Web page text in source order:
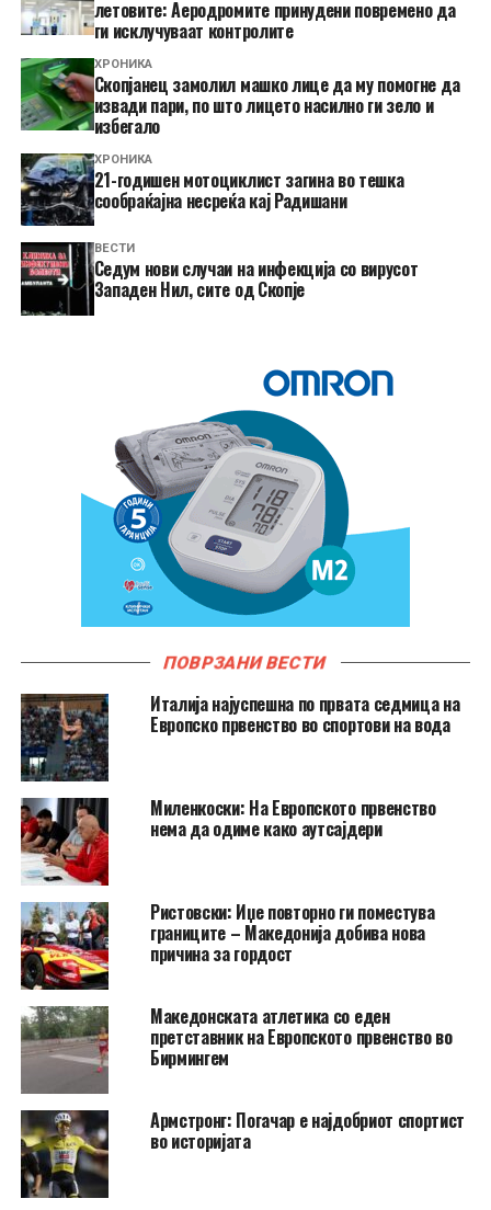
летовите: Аеродромите принудени повремено да
ги исклучуваат контролите
ХРОНИКА
Скопјанец замолил машко лице да му помогне да
извади пари, по што лицето насилно ги зело и
избегало
ХРОНИКА
21-годишен мотоциклист загина во тешка
сообраќајна несреќа кај Радишани
ВЕСТИ
Седум нови случаи на инфекција со вирусот
Западен Нил, сите од Скопје
ПОВРЗАНИ ВЕСТИ
Италија најуспешна по првата седмица на
Европско првенство во спортови на вода
Миленкоски: На Европското првенство
нема да одиме како аутсајдери
Ристовски: Иџе повторно ги поместува
границите – Македонија добива нова
причина за гордост
Македонската атлетика со еден
претставник на Европското првенство во
Бирмингем
Армстронг: Погачар е најдобриот спортист
во историјата